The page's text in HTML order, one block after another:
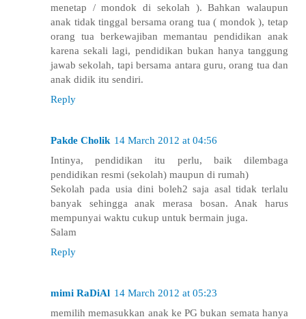
menetap / mondok di sekolah ). Bahkan walaupun
anak tidak tinggal bersama orang tua ( mondok ), tetap
orang tua berkewajiban memantau pendidikan anak
karena sekali lagi, pendidikan bukan hanya tanggung
jawab sekolah, tapi bersama antara guru, orang tua dan
anak didik itu sendiri.
Reply
Pakde Cholik 14 March 2012 at 04:56
Intinya, pendidikan itu perlu, baik dilembaga
pendidikan resmi (sekolah) maupun di rumah)
Sekolah pada usia dini boleh2 saja asal tidak terlalu
banyak sehingga anak merasa bosan. Anak harus
mempunyai waktu cukup untuk bermain juga.
Salam
Reply
mimi RaDiAl 14 March 2012 at 05:23
memilih memasukkan anak ke PG bukan semata hanya